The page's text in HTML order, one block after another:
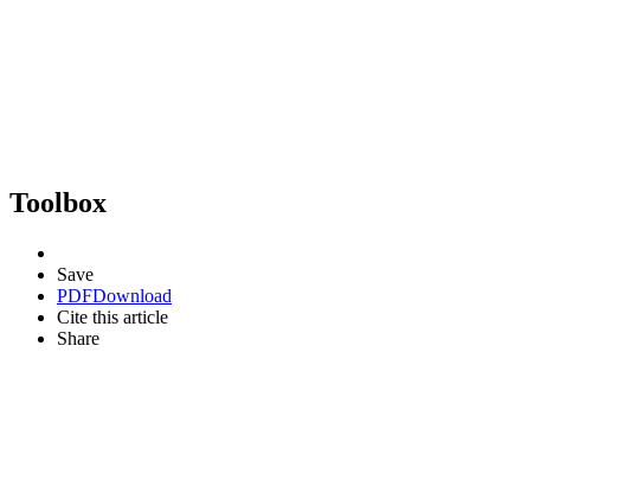
Toolbox
Save
PDFDownload
Cite this article
Share